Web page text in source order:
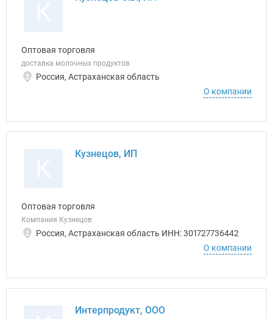
Оптовая торговля
доставка молочных продуктов
Россия, Астраханская область
О компании
Кузнецов, ИП
Оптовая торговля
Компания Кузнецов
Россия, Астраханская область ИНН: 301727736442
О компании
Интерпродукт, ООО